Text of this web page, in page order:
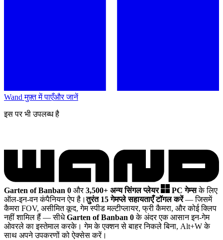
Wand मुफ़्त में पाएँऔर जानें
इस पर भी उपलब्ध है
Garten of Banban 0 और3,500+ अन्य सिंगल प्लेयर PC गेम्सके लिए
ऑल-इन-वन कंपैनियन ऐप है।तुरंत 15 गेमप्ले सहायताएँ टॉगल करें— जिसमें
कैमरा FOV, असीमित कूद, गेम स्पीड मल्टीप्लायर, फ्री कैमरा, और कोई क्लिप
नहीं शामिल हैं — सीधेGarten of Banban 0के अंदर एक आसान इन-गेम
ओवरले का इस्तेमाल करके। गेम के एक्शन से बाहर निकले बिना, Alt+W के
साथ अपने उपकरणों को ऐक्सेस करें।